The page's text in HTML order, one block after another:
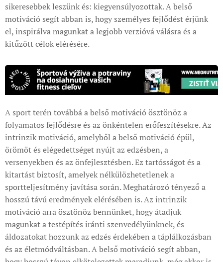
sikeresebbek leszünk és: kiegyensúlyozottak. A belső
motiváció segít abban is, hogy személyes fejlődést érjünk
el, inspirálva magunkat a legjobb verzióvá válásra és a
kitűzött célok elérésére.
A sport terén továbbá a belső motiváció ösztönöz a
folyamatos fejlődésre és az önkéntelen erőfeszítésekre. Az
intrinzik motiváció, amelyből a belső motiváció épül,
örömöt és elégedettséget nyújt az edzésben, a
versenyekben és az önfejlesztésben. Ez tartósságot és a
kitartást biztosít, amelyek nélkülözhetetlenek a
sportteljesítmény javítása során. Meghatározó tényező a
hosszú távú eredmények elérésében is. Az intrinzik
motiváció arra ösztönöz bennünket, hogy átadjuk
magunkat a testépítés iránti szenvedélyünknek, és
áldozatokat hozzunk az edzés érdekében a táplálkozásban
és az életmódváltásban. A belső motiváció segít abban,